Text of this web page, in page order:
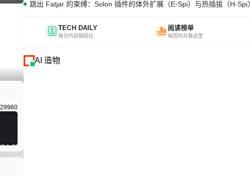
跳出 Fatjar 的束缚：Solon 插件的体外扩展（E-Spi）与热插拔（H-Spi）
TECH DAILY
每日内容报纸化
阅读榜单
每周热文看这里
AI 造物
29960